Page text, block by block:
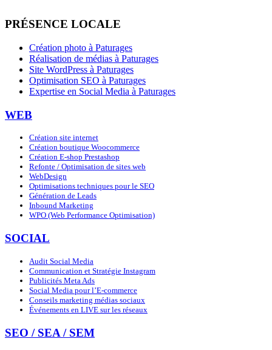
PRÉSENCE LOCALE
Création photo à Paturages
Réalisation de médias à Paturages
Site WordPress à Paturages
Optimisation SEO à Paturages
Expertise en Social Media à Paturages
WEB
Création site internet
Création boutique Woocommerce
Création E-shop Prestashop
Refonte / Optimisation de sites web
WebDesign
Optimisations techniques pour le SEO
Génération de Leads
Inbound Marketing
WPO (Web Performance Optimisation)
SOCIAL
Audit Social Media
Communication et Stratégie Instagram
Publicités Meta Ads
Social Media pour l’E-commerce
Conseils marketing médias sociaux
Événements en LIVE sur les réseaux
SEO / SEA / SEM